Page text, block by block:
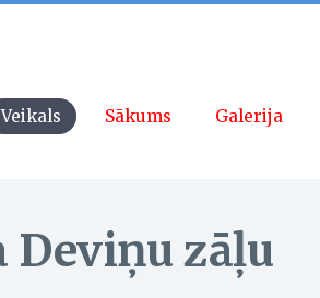
Veikals Sākums Galerija
Deviņu zāļu